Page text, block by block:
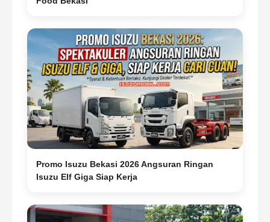
Promo Isuzu Bekasi 2026 Angsuran Ringan
Isuzu Elf Giga Siap Kerja